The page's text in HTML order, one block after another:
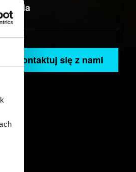
ujęcia
Skontaktuj się z nami